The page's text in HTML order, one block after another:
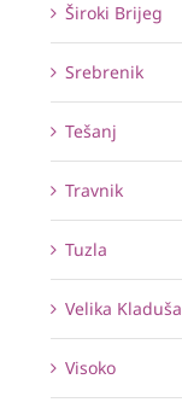
Široki Brijeg
Srebrenik
Tešanj
Travnik
Tuzla
Velika Kladuša
Visoko